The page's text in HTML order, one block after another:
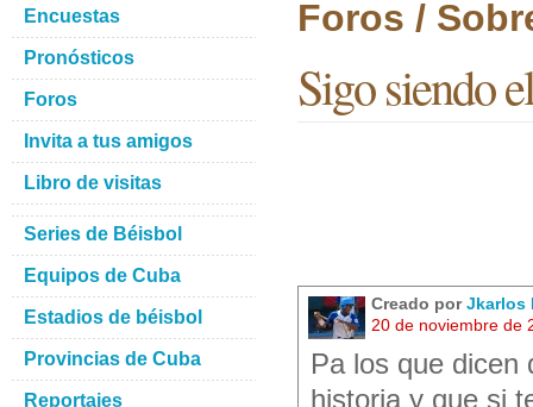
Foros /
Sigo siendo
Creado porJkarlos
20 de noviembre de
Pa los que dicen
historia y que si
Encuestas
Pronósticos
Foros
Invita a tus amigos
Libro de visitas
Series de Béisbol
Equipos de Cuba
Estadios de béisbol
Provincias de Cuba
Reportajes